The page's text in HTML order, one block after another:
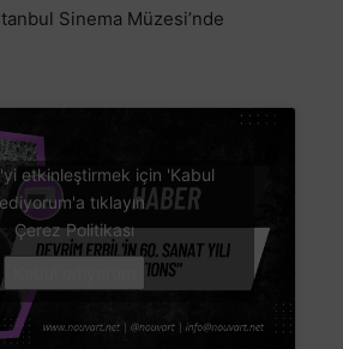
Sinema Müzesi’nde
etkinleştirmek için 'Kabul
ediyorum'a tıklayın
Çerez Politikası